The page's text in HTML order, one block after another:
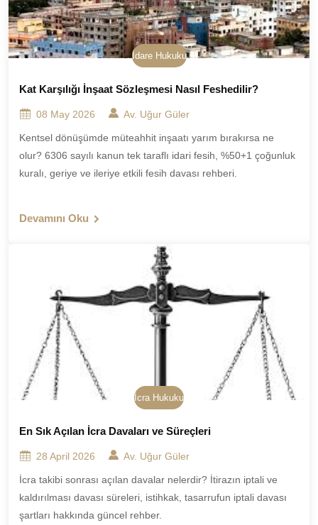
İdare Hukuku
Kat Karşılığı İnşaat Sözleşmesi Nasıl Feshedilir?
08 May 2026 Av. Uğur Güler
Kentsel dönüşümde müteahhit inşaatı yarım bırakırsa ne
olur? 6306 sayılı kanun tek taraflı idari fesih, %50+1 çoğunluk
kuralı, geriye ve ileriye etkili fesih davası rehberi.
Devamını Oku
İcra Hukuku
En Sık Açılan İcra Davaları ve Süreçleri
28 April 2026 Av. Uğur Güler
İcra takibi sonrası açılan davalar nelerdir? İtirazın iptali ve
kaldırılması davası süreleri, istihkak, tasarrufun iptali davası
şartları hakkında güncel rehber.